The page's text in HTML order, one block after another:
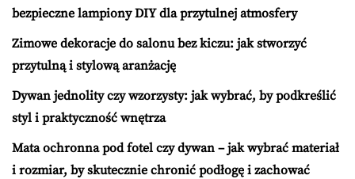
bezpieczne lampiony DIY dla przytulnej atmosfery
Zimowe dekoracje do salonu bez kiczu: jak stworzyć
przytulną i stylową aranżację
Dywan jednolity czy wzorzysty: jak wybrać, by podkreślić
styl i praktyczność wnętrza
Mata ochronna pod fotel czy dywan – jak wybrać materiał
i rozmiar, by skutecznie chronić podłogę i zachować